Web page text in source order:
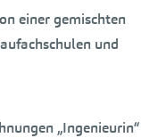
einer gemischten
und
„Ingenieurin“